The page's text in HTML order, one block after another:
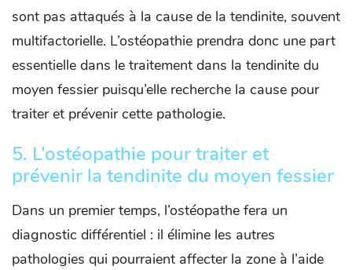
sont pas attaqués à la cause de la tendinite, souvent
multifactorielle. L’ostéopathie prendra donc une part
essentielle dans le traitement dans la tendinite du
moyen fessier puisqu’elle recherche la cause pour
traiter et prévenir cette pathologie.
5. L’ostéopathie pour traiter et
prévenir la tendinite du moyen fessier
Dans un premier temps, l’ostéopathe fera un
diagnostic différentiel : il élimine les autres
pathologies qui pourraient affecter la zone à l’aide